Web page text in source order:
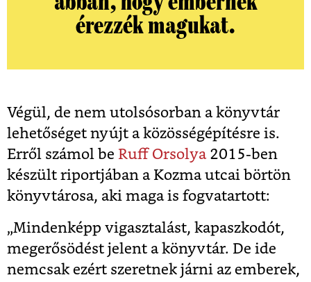
érezzék magukat.
Végül, de nem utolsósorban a könyvtár
lehetőséget nyújt a közösségépítésre is.
Erről számol be Ruff Orsolya2015-ben
készült riportjában a Kozma utcai börtön
könyvtárosa, aki maga is fogvatartott:
„Mindenképp vigasztalást, kapaszkodót,
megerősödést jelent a könyvtár. De ide
nemcsak ezért szeretnek járni az emberek,